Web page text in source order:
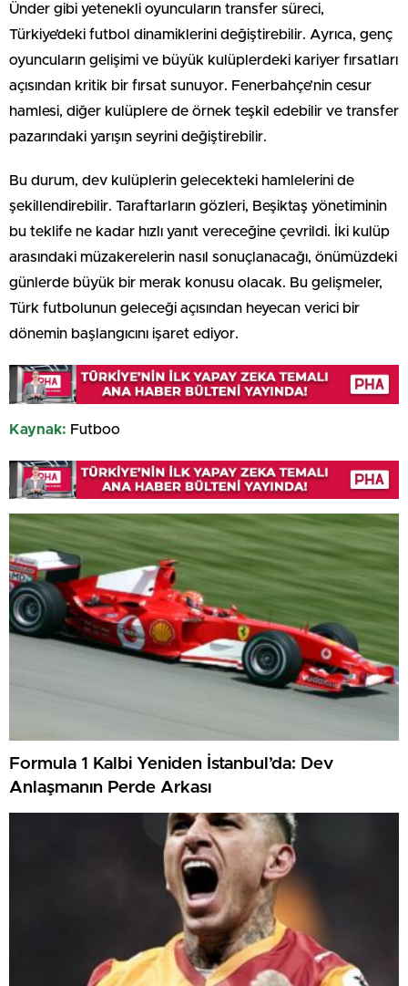
Ünder gibi yetenekli oyuncuların transfer süreci,
Türkiye’deki futbol dinamiklerini değiştirebilir. Ayrıca, genç
oyuncuların gelişimi ve büyük kulüplerdeki kariyer fırsatları
açısından kritik bir fırsat sunuyor. Fenerbahçe’nin cesur
hamlesi, diğer kulüplere de örnek teşkil edebilir ve transfer
pazarındaki yarışın seyrini değiştirebilir.
Bu durum, dev kulüplerin gelecekteki hamlelerini de
şekillendirebilir. Taraftarların gözleri, Beşiktaş yönetiminin
bu teklife ne kadar hızlı yanıt vereceğine çevrildi. İki kulüp
arasındaki müzakerelerin nasıl sonuçlanacağı, önümüzdeki
günlerde büyük bir merak konusu olacak. Bu gelişmeler,
Türk futbolunun geleceği açısından heyecan verici bir
dönemin başlangıcını işaret ediyor.
Kaynak: Futboo
Formula 1 Kalbi Yeniden İstanbul’da: Dev
Anlaşmanın Perde Arkası